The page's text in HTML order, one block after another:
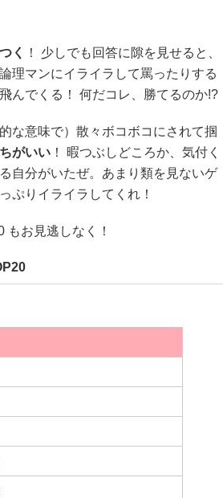
く
！ 少しでも回答に隙を見せると、
理マンにイライラして罵ったりする
飛んでくる！ 何だコレ、勝てるのか!?
な意味で）散々ボコボコにされて掴
がいい ！ 暇つぶしどころか、気付く
自分がいたぜ。あまり類を見ないゲ
ぷりイライラしてくれ！
お見逃しなく！